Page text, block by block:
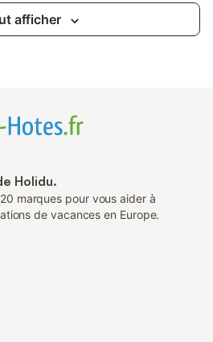
afficher
Holidu.
marques pour vous aider à
de vacances en Europe.